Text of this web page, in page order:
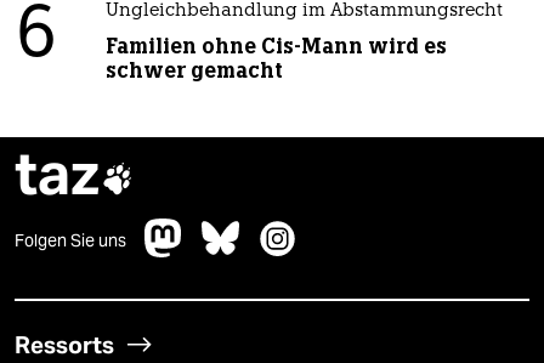
6 Ungleichbehandlung im Abstammungsrecht
Familien ohne Cis-Mann wird es
schwer gemacht
taz
Folgen Sie uns
Ressorts